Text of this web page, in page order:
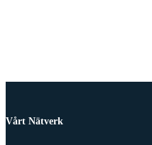
Vårt Nätverk